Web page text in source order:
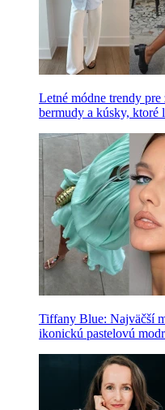
Letné módne trendy
bermudy a kúsky, ktoré
Tiffany Blue: Najväčší
ikonickú pastelovú